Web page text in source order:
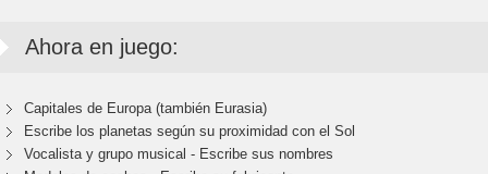
Ahora en juego:
Capitales de Europa (también Eurasia)
Escribe los planetas según su proximidad con el Sol
Vocalista y grupo musical - Escribe sus nombres